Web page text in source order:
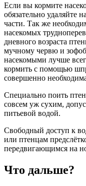
Если вы кормите
обязательно удаляйте
части. Так же
насекомых
дневного возраста
мучному червю и
насекомыми лучше
кормить с помощью
совершенно
Специально поить
совсем уж сухим,
питьевой водой.
Свободный доступ к
или птенцам
передвигающимся на
Что дальше?